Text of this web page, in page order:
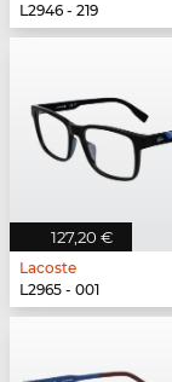
L2946 - 219
127,20 €
Lacoste
L2965 - 001